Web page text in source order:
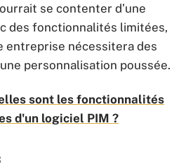
se contenter d’une
des fonctionnalités limitées,
entreprise nécessitera des
personnalisation poussée.
sont les fonctionnalités
d'un logiciel PIM ?